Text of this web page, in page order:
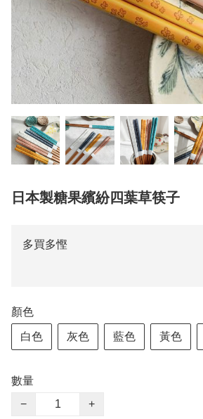
日本製糖果繽紛四葉草筷子
多買多慳
顏色
白色 灰色 藍色 黃色
數量
−
+